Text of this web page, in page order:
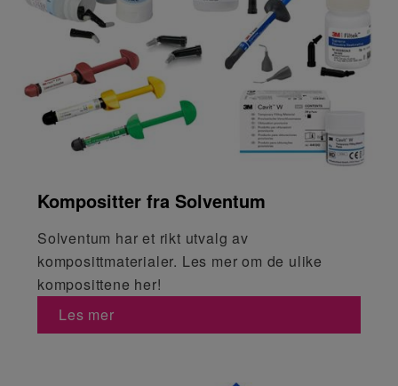
Kompositter fra Solventum
Solventum har et rikt utvalg av
komposittmaterialer. Les mer om de ulike
komposittene her!
Les mer